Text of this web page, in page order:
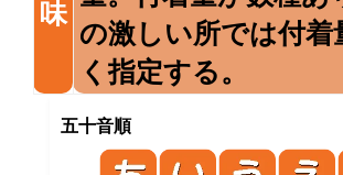
味
の激しい所では付着
く指定する。
五十音順